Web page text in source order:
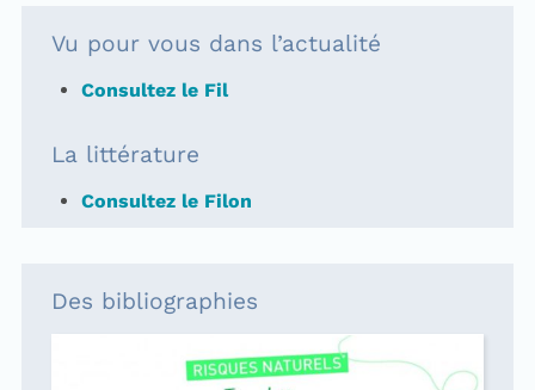
Vu pour vous dans l’actualité
Consultez le Fil
La littérature
Consultez le Filon
Des bibliographies